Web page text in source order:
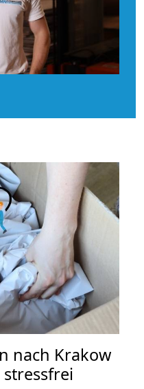
nach Krakow